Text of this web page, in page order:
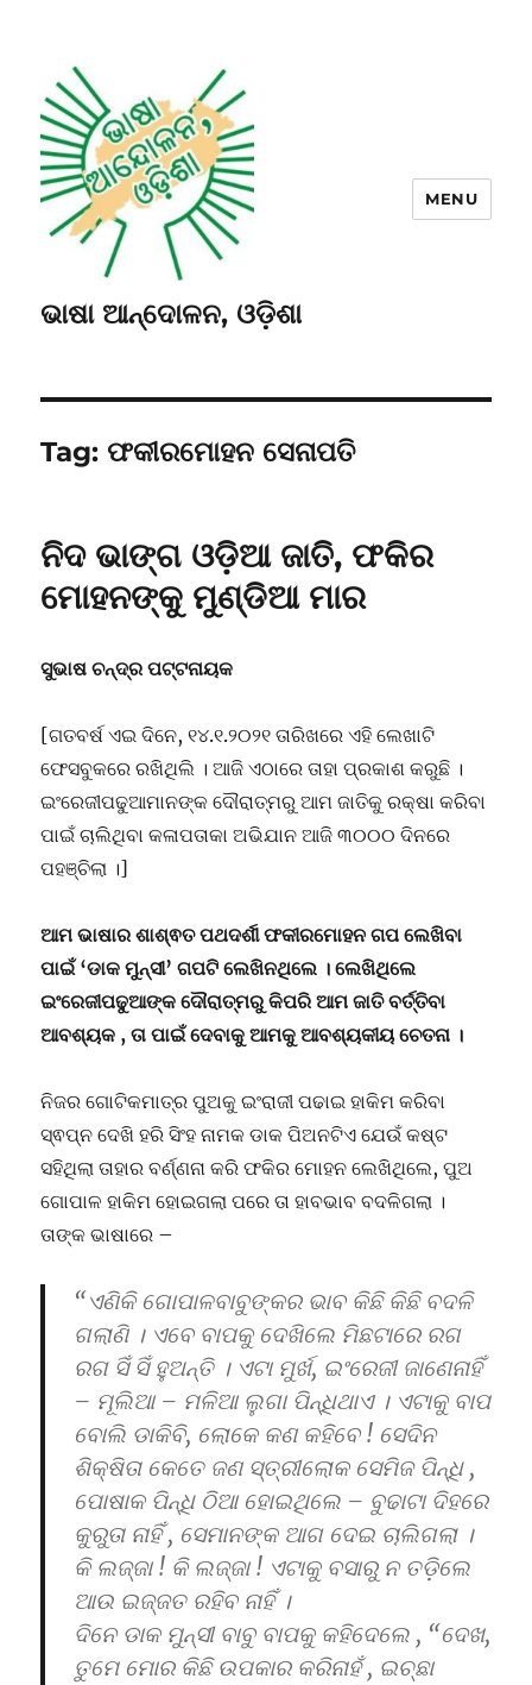
ଭାଷା ଆନ୍ଦୋଳନ, ଓଡ଼ିଶା
MENU
Tag: ଫକୀରମୋହନ ସେନାପତି
ନିଦ ଭାଙ୍ଗ ଓଡ଼ିଆ ଜାତି, ଫକିର
ମୋହନଙ୍କୁ ମୁଣ୍ଡିଆ ମାର
ସୁଭାଷ ଚନ୍ଦ୍ର ପଟ୍ଟନାୟକ
[ଗତବର୍ଷ ଏଇ ଦିନେ, ୧୪.୧.୨୦୨୧ ତାରିଖରେ ଏହି ଲେଖାଟି
ଫେସବୁକରେ ରଖିଥିଲି । ଆଜି ଏଠାରେ ତାହା ପ୍ରକାଶ କରୁଛି ।
ଇଂରେଜୀପଢୁଆମାନଙ୍କ ଦୌରାତ୍ମରୁ ଆମ ଜାତିକୁ ରକ୍ଷା କରିବା
ପାଇଁ ଚାଲିଥିବା କଳାପତାକା ଅଭିଯାନ ଆଜି ୩୦୦୦ ଦିନରେ
ପହଞ୍ଚିଲା ।]
ଆମ ଭାଷାର ଶାଶ୍ଵତ ପଥଦର୍ଶୀ ଫକୀରମୋହନ ଗପ ଲେଖିବା
ପାଇଁ ‘ଡାକ ମୁନ୍ସୀ’ ଗପଟି ଲେଖିନଥିଲେ । ଲେଖିଥିଲେ
ଇଂରେଜୀପଢୁଆଙ୍କ ଦୌରାତ୍ମରୁ କିପରି ଆମ ଜାତି ବର୍ତ୍ତିବା
ଆବଶ୍ୟକ , ତା ପାଇଁ ଦେବାକୁ ଆମକୁ ଆବଶ୍ୟକୀୟ ଚେତନା ।
ନିଜର ଗୋଟିକମାତ୍ର ପୁଅକୁ ଇଂରାଜୀ ପଢାଇ ହାକିମ କରିବା
ସ୍ଵପ୍ନ ଦେଖି ହରି ସିଂହ ନାମକ ଡାକ ପିଅନଟିଏ ଯେଉଁ କଷ୍ଟ
ସହିଥିଲା ତାହାର ବର୍ଣ୍ଣନା କରି ଫକିର ମୋହନ ଲେଖିଥିଲେ, ପୁଅ
ଗୋପାଳ ହାକିମ ହୋଇଗଲା ପରେ ତା ହାବଭାବ ବଦଳିଗଲା ।
ତାଙ୍କ ଭାଷାରେ –
“ଏଣିକି ଗୋପାଳବାବୁଙ୍କର ଭାବ କିଛି କିଛି ବଦଳି
ଗଲାଣି । ଏବେ ବାପକୁ ଦେଖିଲେ ମିଛଟାରେ ରଗ
ରଗ ସିଁ ସିଁ ହୁଅନ୍ତି । ଏଟା ମୁର୍ଖ, ଇଂରେଜୀ ଜାଣେନାହିଁ
– ମୂଲିଆ – ମଳିଆ ଲୁଗା ପିନ୍ଧିଥାଏ । ଏଟାକୁ ବାପ
ବୋଲି ଡାକିବି, ଲୋକେ କଣ କହିବେ ! ସେଦିନ
ଶିକ୍ଷିତା କେତେ ଜଣ ସ୍ତ୍ରୀଲୋକ ସେମିଜ ପିନ୍ଧି ,
ପୋଷାକ ପିନ୍ଧି ଠିଆ ହୋଇଥିଲେ – ବୁଢାଟା ଦିହରେ
କୁରୁତା ନାହିଁ , ସେମାନଙ୍କ ଆଗ ଦେଇ ଚାଲିଗଲା ।
କି ଲଜ୍ଜା ! କି ଲଜ୍ଜା ! ଏଟାକୁ ବସାରୁ ନ ତଡ଼ିଲେ
ଆଉ ଇଜ୍ଜତ ରହିବ ନାହିଁ ।
ଦିନେ ଡାକ ମୁନ୍ସୀ ବାବୁ ବାପକୁ କହିଦେଲେ , “ଦେଖ,
ତୁମେ ମୋର କିଛି ଉପକାର କରିନାହଁ , ଇଚ୍ଛା